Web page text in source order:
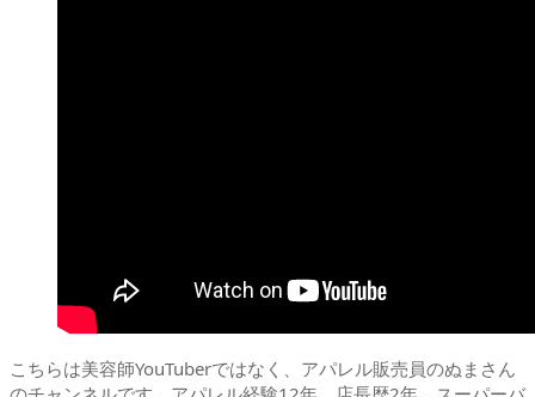
こちらは美容師YouTuberではなく、アパレル販売員のぬまさん